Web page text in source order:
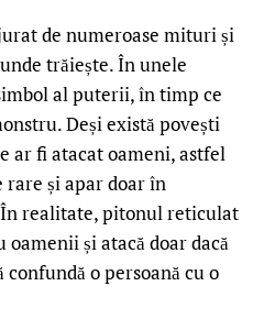
de numeroase mituri și
trăiește. În unele
al puterii, în timp ce
Deși există povești
ar fi atacat oameni, astfel
rare și apar doar în
realitate, pitonul reticulat
și atacă doar dacă
o persoană cu o